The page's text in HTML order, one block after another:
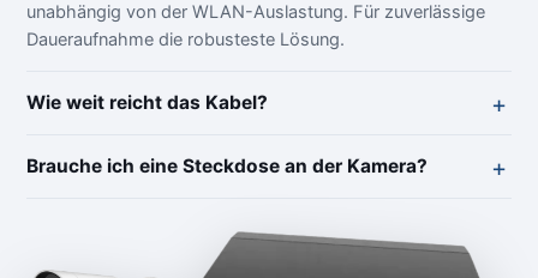
unabhängig von der WLAN-Auslastung. Für zuverlässige
Daueraufnahme die robusteste Lösung.
Wie weit reicht das Kabel?
Brauche ich eine Steckdose an der Kamera?